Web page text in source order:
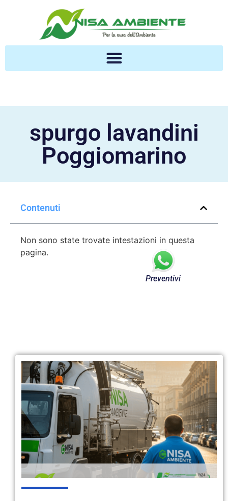
spurgo lavandini
Poggiomarino
Contenuti
Non sono state trovate intestazioni in questa
pagina.
Preventivi